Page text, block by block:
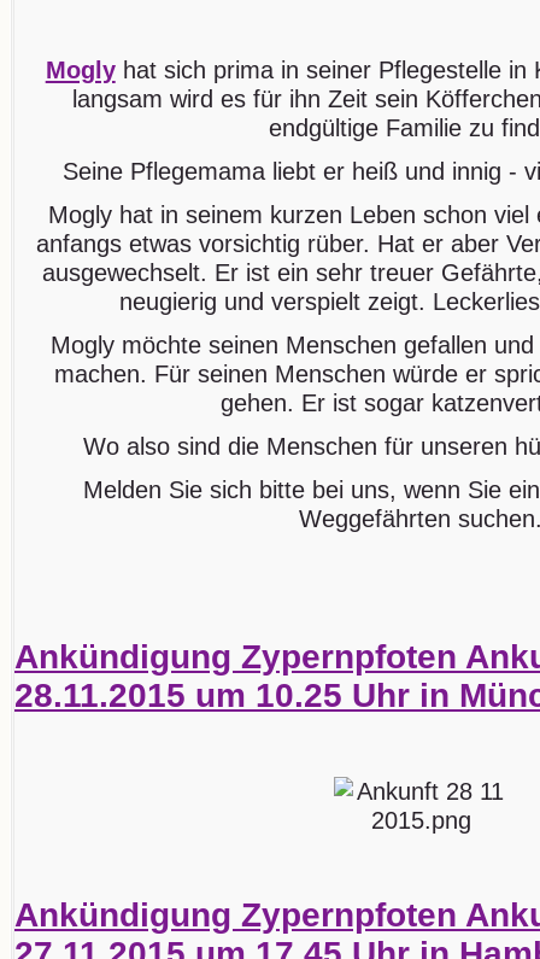
Moglyhat sich prima in seiner Pflegestelle in
langsam wird es für ihn Zeit sein
endgültige Familie zu
Seine Pflegemama liebt er heiß und innig -
Mogly hat in seinem kurzen Leben schon
anfangs etwas vorsichtig rüber. Hat er aber
ausgewechselt. Er ist ein sehr treuer
neugierig und verspielt zeigt.
Mogly möchte seinen Menschen gefallen
machen. Für seinen Menschen würde er
gehen. Er ist sogar
Wo also sind die Menschen für unseren
Melden Sie sich bitte bei uns, wenn Sie
Weggefährten
Ankündigung Zypernpfoten
28.11.2015 um 10.25 Uhr in
Ankündigung Zypernpfoten